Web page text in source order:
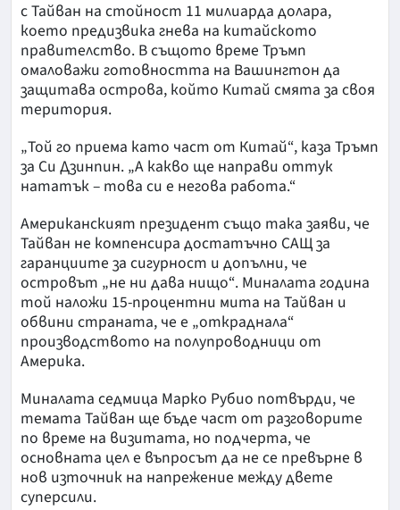
с Тайван на стойност 11 милиарда долара,
което предизвика гнева на китайското
правителство. В същото време Тръмп
омаловажи готовността на Вашингтон да
защитава острова, който Китай смята за своя
територия.
„Той го приема като част от Китай“, каза Тръмп
за Си Дзинпин. „А какво ще направи оттук
нататък – това си е негова работа.“
Американският президент също така заяви, че
Тайван не компенсира достатъчно САЩ за
гаранциите за сигурност и допълни, че
островът „не ни дава нищо“. Миналата година
той наложи 15-процентни мита на Тайван и
обвини страната, че е „откраднала“
производството на полупроводници от
Америка.
Миналата седмица Марко Рубио потвърди, че
темата Тайван ще бъде част от разговорите
по време на визитата, но подчерта, че
основната цел е въпросът да не се превърне в
нов източник на напрежение между двете
суперсили.